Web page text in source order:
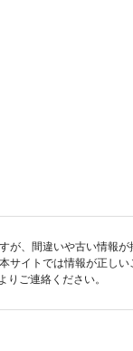
が、間違いや古い情報
サイトでは情報が正し
りご連絡ください。